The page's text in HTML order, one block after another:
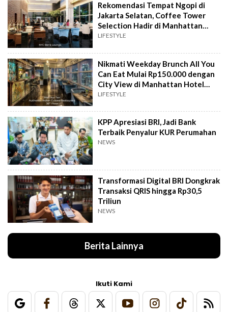
Rekomendasi Tempat Ngopi di
Jakarta Selatan, Coffee Tower
Selection Hadir di Manhattan
Hotel Jakarta
LIFESTYLE
Nikmati Weekday Brunch All You
Can Eat Mulai Rp150.000 dengan
City View di Manhattan Hotel
Jakarta
LIFESTYLE
KPP Apresiasi BRI, Jadi Bank
Terbaik Penyalur KUR Perumahan
NEWS
Transformasi Digital BRI Dongkrak
Transaksi QRIS hingga Rp30,5
Triliun
NEWS
Berita Lainnya
Ikuti Kami